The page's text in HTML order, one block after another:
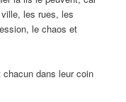
les rues, les
le chaos et
dans leur coin